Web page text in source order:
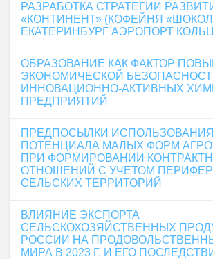
РАЗРАБОТКА СТРАТЕГИИ
«КОНТИНЕНТ» (КОФЕЙНЯ
ЕКАТЕРИНБУРГ АЭРОПОРТ
ОБРАЗОВАНИЕ КАК ФАКТОР
ЭКОНОМИЧЕСКОЙ
ИННОВАЦИОННО-АКТИВНЫХ
ПРЕДПРИЯТИЙ
ПРЕДПОСЫЛКИ ИСПОЛЬЗОВАНИЯ
ПОТЕНЦИАЛА МАЛЫХ ФОРМ
ПРИ ФОРМИРОВАНИИ
ОТНОШЕНИЙ С УЧЕТОМ
СЕЛЬСКИХ ТЕРРИТОРИЙ
ВЛИЯНИЕ ЭКСПОРТА
СЕЛЬСКОХОЗЯЙСТВЕННЫХ
РОССИИ НА
МИРА В 2023 Г. И ЕГО